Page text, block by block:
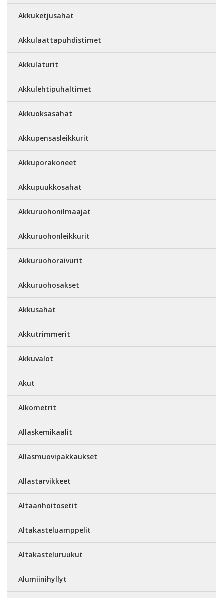
Akkuketjusahat
Akkulaattapuhdistimet
Akkulaturit
Akkulehtipuhaltimet
Akkuoksasahat
Akkupensasleikkurit
Akkuporakoneet
Akkupuukkosahat
Akkuruohonilmaajat
Akkuruohonleikkurit
Akkuruohoraivurit
Akkuruohosakset
Akkusahat
Akkutrimmerit
Akkuvalot
Akut
Alkometrit
Allaskemikaalit
Allasmuovipakkaukset
Allastarvikkeet
Altaanhoitosetit
Altakasteluamppelit
Altakasteluruukut
Alumiinihyllyt